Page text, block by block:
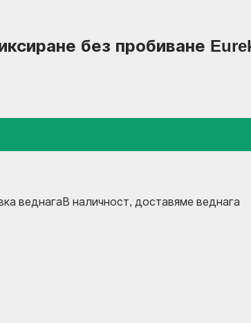
без пробиване
веднага В наличност, доставяме веднага